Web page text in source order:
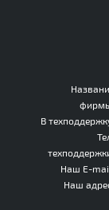
В
Наш E-
Наш